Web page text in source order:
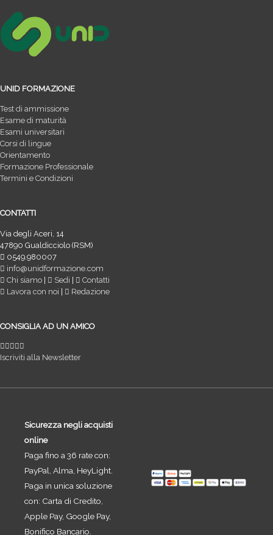
UNID FORMAZIONE
Test di ammissione
Esame di maturità
Esami universitari
Corsi di lingue
Orientamento
Formazione Professionale
Termini e Condizioni
CONTATTI
Via degli Aceri, 14
47890 Gualdicciolo (RSM)
0549.980007
info@unidformazione.com
Chi siamo
Sedi
Contatti
Lavora con noi
Redazione
CONSIGLIA AD UN AMICO
Iscriviti alla Newsletter
Sicurezza negli acquisti
online
Paga fino a 36 rate con:
PayPal, Alma, HeyLight.
Paga in unica soluzione
con: Carta di Credito,
Apple Pay, Google Pay,
Bonifico Bancario.